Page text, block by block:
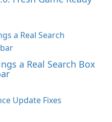
a Real Search Box